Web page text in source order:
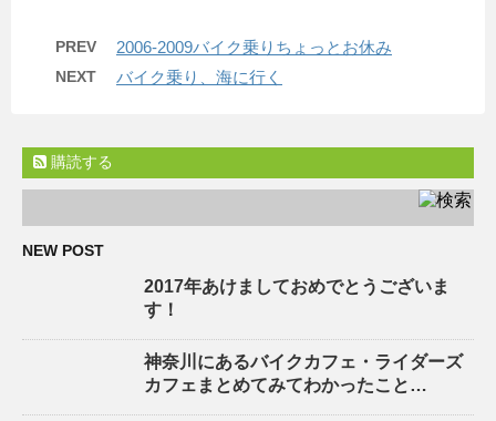
PREV 2006-2009バイク乗りちょっとお休み
NEXT バイク乗り、海に行く
購読する
NEW POST
2017年あけましておめでとうございま
す！
神奈川にあるバイクカフェ・ライダーズ
カフェまとめてみてわかったこと…